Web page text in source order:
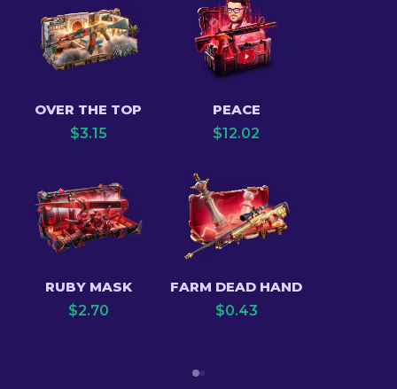
OVER THE TOP
$3.15
PEACE
$12.02
RUBY MASK
$2.70
FARM DEAD HAND
$0.43